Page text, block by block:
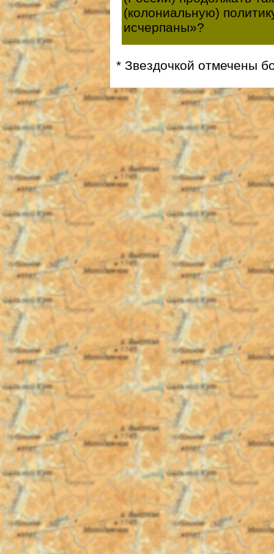
(колониальную)
исчерпаны»?
* Звездочкой отмечены